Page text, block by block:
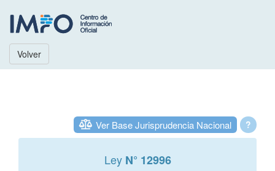
Volver
?
Ver Base Jurisprudencia Nacional
Ley N° 12996